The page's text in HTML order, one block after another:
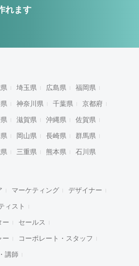
れます
埼玉県 広島県 福岡県
神奈川県 千葉県 京都府
滋賀県 沖縄県 佐賀県
岡山県 長崎県 群馬県
三重県 熊本県 石川県
マーケティング デザイナー
ィスト
ー セールス
ー コーポレート・スタッフ
講師